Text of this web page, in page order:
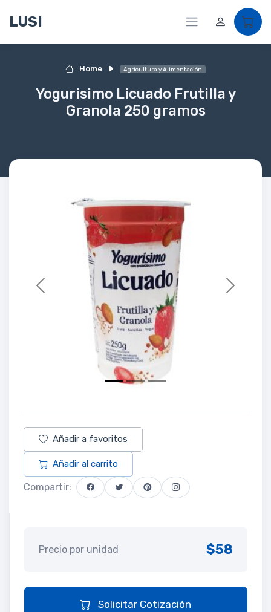
LUSI
Home Agricultura y Alimentación
Yogurisimo Licuado Frutilla y
Granola 250 gramos
Previous Next
Añadir a favoritos
Añadir al carrito
Compartir:
Precio por unidad $58
Solicitar Cotización